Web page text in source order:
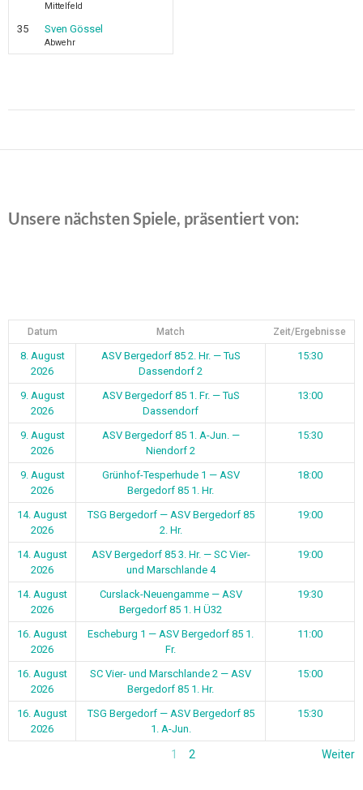
Mittelfeld
35 Sven Gössel
Abwehr
Unsere nächsten Spiele, präsentiert von:
Datum Match Zeit/Ergebnisse
8. August
2026
ASV Bergedorf 85 2. Hr. — TuS
Dassendorf 2
15:30
9. August
2026
ASV Bergedorf 85 1. Fr. — TuS
Dassendorf
13:00
9. August
2026
ASV Bergedorf 85 1. A-Jun. —
Niendorf 2
15:30
9. August
2026
Grünhof-Tesperhude 1 — ASV
Bergedorf 85 1. Hr.
18:00
14. August
2026
TSG Bergedorf — ASV Bergedorf 85
2. Hr.
19:00
14. August
2026
ASV Bergedorf 85 3. Hr. — SC Vier-
und Marschlande 4
19:00
14. August
2026
Curslack-Neuengamme — ASV
Bergedorf 85 1. H Ü32
19:30
16. August
2026
Escheburg 1 — ASV Bergedorf 85 1.
Fr.
11:00
16. August
2026
SC Vier- und Marschlande 2 — ASV
Bergedorf 85 1. Hr.
15:00
16. August
2026
TSG Bergedorf — ASV Bergedorf 85
1. A-Jun.
15:30
1 2 Weiter